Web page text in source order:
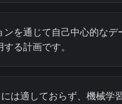
を通じて自己中心的なデ
る計画です。
は適しておらず、機械学